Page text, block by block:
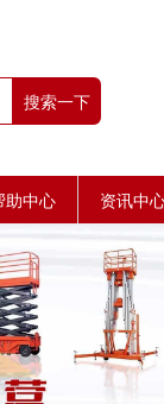
搜索一下
助中心 资讯中